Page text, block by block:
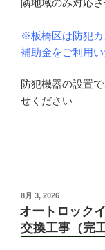
※板橋区は防犯カ
補助金をご利用
防犯機器の設置
せください
投
稿
日:
8月 3, 2026
オートロック
交換工事（完